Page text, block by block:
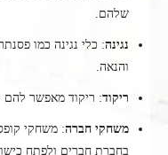
שלהם.
נגינה: כלי נגינה כמו
והנאה.
ריקוד: ריקוד מאפשר להם
משחקי חברה: משחקי
בחברת חברים ולפתח